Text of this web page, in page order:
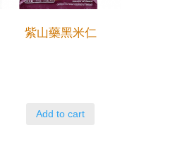
紫山藥黑米仁
Add to cart